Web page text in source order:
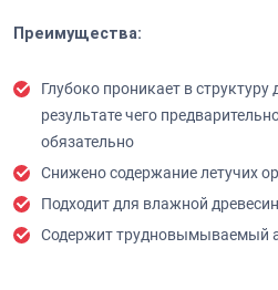
Преимущества:
Глубоко проникает в
результате чего
обязательно
Снижено содержание летучих
Подходит для влажной
Содержит трудновымываемый